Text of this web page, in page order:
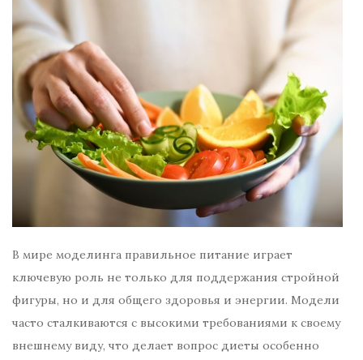
В мире моделинга правильное питание играет
ключевую роль не только для поддержания стройной
фигуры, но и для общего здоровья и энергии. Модели
часто сталкиваются с высокими требованиями к своему
внешнему виду, что делает вопрос диеты особенно